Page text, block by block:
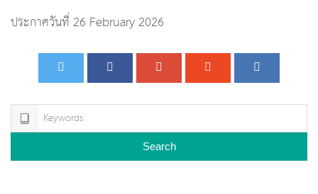
ประกาศวันที่ 26 February 2026
Search